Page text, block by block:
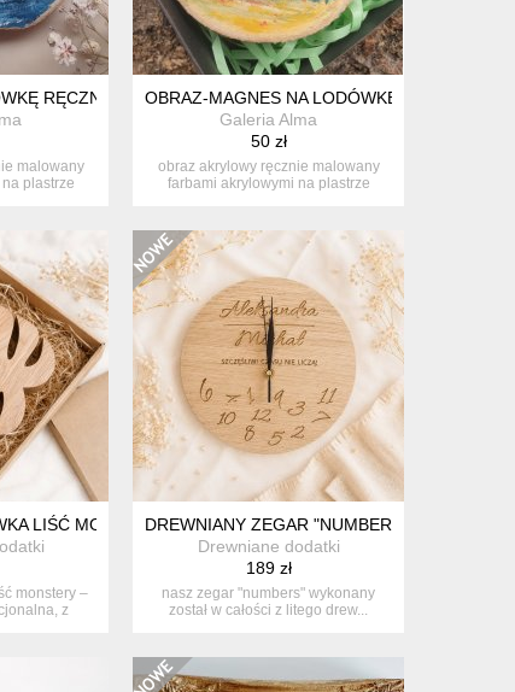
PUDEŁKO
RĘCZNIE MALOWANY MEWY PREZENT MORZE +
malowany
plastrze
OBRAZ-MAGNES NA LODÓWKĘ RĘCZNIE
Galeria Alma
50 zł
obraz akrylowy ręcznie malowany
farbami akrylowymi na plastrze
LIŚĆ MONSTERY – DEKORACYJNA I FUNKCJONALNA, Z
monstery –
z
DREWNIANY ZEGAR "NUMBERS"
Drewniane dodatki
189 zł
nasz zegar "numbers" wykonany
został w całości z litego drew...